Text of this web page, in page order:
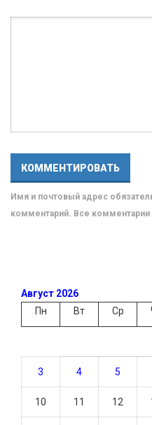
Имя и почтовый адрес
комментарий. Все
Август 2026
Пн
Вт Ср
3 4 5
10 11 12